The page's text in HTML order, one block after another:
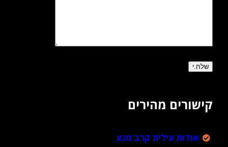
קישורים מהירים
אודות עילית קרב מגע